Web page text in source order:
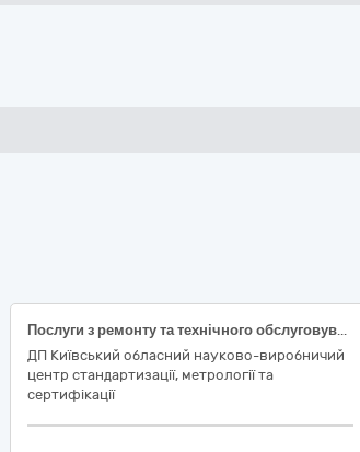
Послуги з ремонту та технічного обслуговування автомобіля KIA SORENTO VIN: KNEJC524585836957
ДП Київський обласний науково-виробничий
центр стандартизації, метрології та
сертифікації